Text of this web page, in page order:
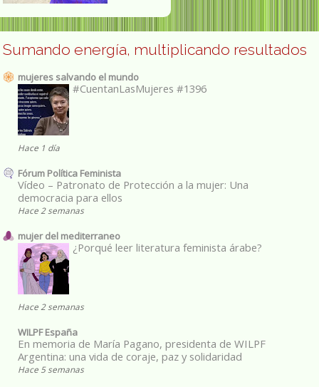
Sumando energía, multiplicando resultados
mujeres salvando el mundo
#CuentanLasMujeres #1396
Hace 1 día
Fórum Política Feminista
Vídeo – Patronato de Protección a la mujer: Una
democracia para ellos
Hace 2 semanas
mujer del mediterraneo
¿Porqué leer literatura feminista árabe?
Hace 2 semanas
WILPF España
En memoria de María Pagano, presidenta de WILPF
Argentina: una vida de coraje, paz y solidaridad
Hace 5 semanas